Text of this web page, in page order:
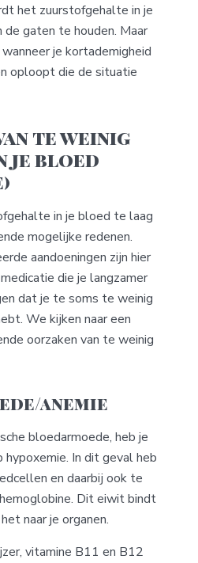
het zuurstofgehalte in je
de gaten te houden. Maar
je kortademigheid
oploopt die de situatie
te weinig
je bloed
in je bloed te laag
mogelijke redenen.
aandoeningen zijn hier
die je langzamer
dat je te soms te weinig
We kijken naar een
oorzaken van te weinig
anemie
bloedarmoede, heb je
In dit geval heb
en daarbij ook te
Dit eiwit bindt
naar je organen.
vitamine B11 en B12